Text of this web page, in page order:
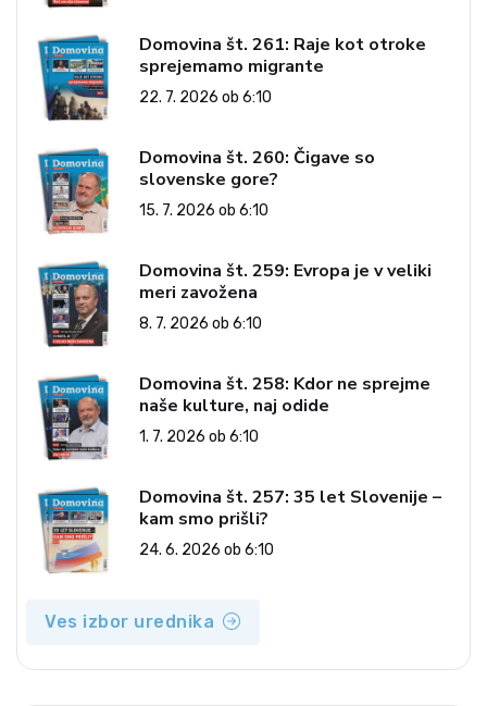
Domovina št. 261: Raje kot otroke
sprejemamo migrante
22. 7. 2026 ob 6:10
Domovina št. 260: Čigave so
slovenske gore?
15. 7. 2026 ob 6:10
Domovina št. 259: Evropa je v veliki
meri zavožena
8. 7. 2026 ob 6:10
Domovina št. 258: Kdor ne sprejme
naše kulture, naj odide
1. 7. 2026 ob 6:10
Domovina št. 257: 35 let Slovenije –
kam smo prišli?
24. 6. 2026 ob 6:10
Ves izbor urednika